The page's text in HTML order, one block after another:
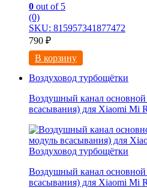
0 out of 5
(0)
SKU: 815957341877472
790 ₽
В корзину
Воздуховод турбощётки
Воздушный канал основной
всасывания) для Xiaomi Mi
Воздуховод турбощётки
Воздушный канал основной
всасывания) для Xiaomi Mi